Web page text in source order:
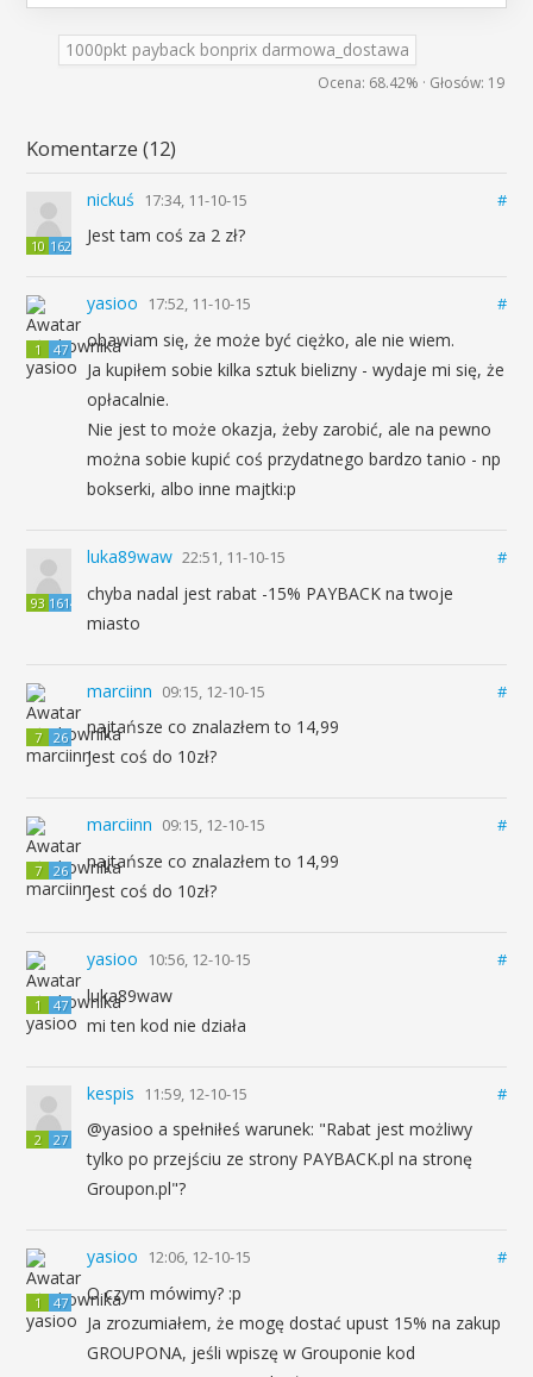
1000pkt payback bonprix darmowa_dostawa
Ocena: 68.42% · Głosów: 19
Komentarze (12)
10 162
nickuś 17:34, 11-10-15 #
Jest tam coś za 2 zł?
1 47
yasioo 17:52, 11-10-15 #
obawiam się, że może być ciężko, ale nie wiem.
Ja kupiłem sobie kilka sztuk bielizny - wydaje mi się, że
opłacalnie.
Nie jest to może okazja, żeby zarobić, ale na pewno
można sobie kupić coś przydatnego bardzo tanio - np
bokserki, albo inne majtki:p
93 1614
luka89waw 22:51, 11-10-15 #
chyba nadal jest rabat -15% PAYBACK na twoje
miasto
7 26
marciinn 09:15, 12-10-15 #
najtańsze co znalazłem to 14,99
Jest coś do 10zł?
7 26
marciinn 09:15, 12-10-15 #
najtańsze co znalazłem to 14,99
Jest coś do 10zł?
1 47
yasioo 10:56, 12-10-15 #
luka89waw
mi ten kod nie działa
2 27
kespis 11:59, 12-10-15 #
@yasioo a spełniłeś warunek: "Rabat jest możliwy
tylko po przejściu ze strony PAYBACK.pl na stronę
Groupon.pl"?
1 47
yasioo 12:06, 12-10-15 #
O czym mówimy? :p
Ja zrozumiałem, że mogę dostać upust 15% na zakup
GROUPONA, jeśli wpiszę w Grouponie kod